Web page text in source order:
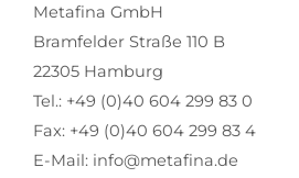
Metafina GmbH
Bramfelder Straße 110 B
22305 Hamburg
Tel.: +49 (0)40 604 299 83 0
Fax: +49 (0)40 604 299 83 4
E-Mail: info@metafina.de